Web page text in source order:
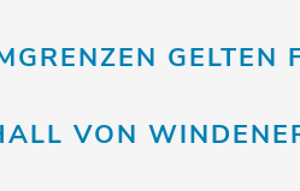
GELTEN
VON